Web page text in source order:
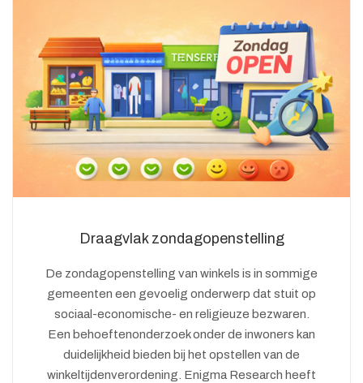
Draagvlak zondagopenstelling
De zondagopenstelling van winkels is in sommige
gemeenten een gevoelig onderwerp dat stuit op
sociaal-economische- en religieuze bezwaren.
Een behoeftenonderzoek onder de inwoners kan
duidelijkheid bieden bij het opstellen van de
winkeltijdenverordening. Enigma Research heeft